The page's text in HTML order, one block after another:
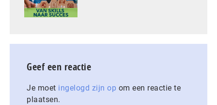
Geef een reactie
Je moet ingelogd zijn op om een reactie te
plaatsen.